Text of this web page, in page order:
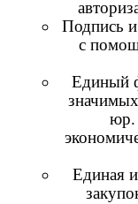
Подпись
с
Единый
юр.
Единая